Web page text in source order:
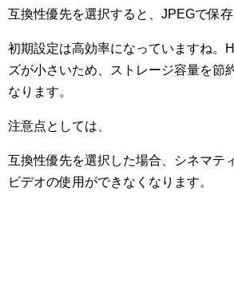
互換性優先を選択すると、JPEGで保存
初期設定は高効率になっていますね。
ズが小さいため、ストレージ容量を節
なります。
注意点としては、
互換性優先を選択した場合、シネマテ
ビデオの使用ができなくなります。